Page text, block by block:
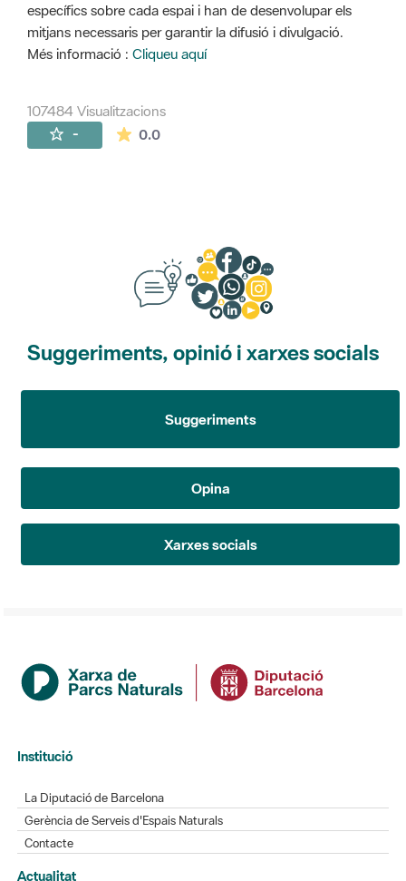
específics sobre cada espai i han de desenvolupar els
mitjans necessaris per garantir la difusió i divulgació.
Més informació : Cliqueu aquí
107484 Visualitzacions
- 0.0La mitjana de les valoracions és de 0
Suggeriments, opinió i xarxes socials
Suggeriments
Opina
Xarxes socials
Institució
La Diputació de Barcelona
Gerència de Serveis d'Espais Naturals
Contacte
Actualitat